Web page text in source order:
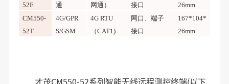
52F
通
网通）
接口
26mm
CM550-
52T
4G/GPR
S/GSM
4G RTU
（CAT1)
网口、端子
接口
167*104*
26mm
才茂CM550-52系列智能无线远程测控终端(以下